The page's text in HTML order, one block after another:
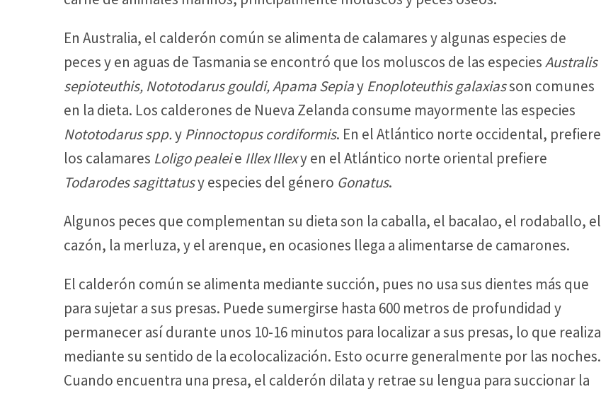
En Australia, el calderón común se alimenta de calamares y algunas especies de
peces y en aguas de Tasmania se encontró que los moluscos de las especiesAustralis
sepioteuthis, Nototodarus gouldi, Apama Sepiay Enoploteuthis galaxiasson comunes
en la dieta. Los calderones de Nueva Zelanda consume mayormente las especies
Nototodarus spp.y Pinnoctopus cordiformis. En el Atlántico norte occidental, prefiere
los calamares Loligo pealeie Illex Illexy en el Atlántico norte oriental prefiere
Todarodes sagittatusy especies del género Gonatus.
Algunos peces que complementan su dieta son la caballa, el bacalao, el rodaballo, el
cazón, la merluza, y el arenque, en ocasiones llega a alimentarse de camarones.
El calderón común se alimenta mediante succión, pues no usa sus dientes más que
para sujetar a sus presas. Puede sumergirse hasta 600 metros de profundidad y
permanecer así durante unos 10-16 minutos para localizar a sus presas, lo que realiza
mediante su sentido de la ecolocalización. Esto ocurre generalmente por las noches.
Cuando encuentra una presa, el calderón dilata y retrae su lengua para succionar la